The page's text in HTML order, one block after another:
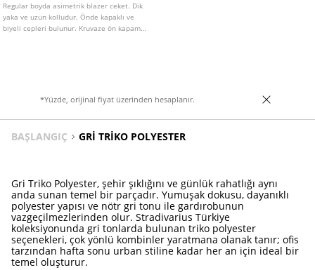
Regular boyda asimetrik blazer ceket. Dik
yaka ve uzun kolludur. Önde kapaklı ve
biyeli cepleri bulunur. Kruvaze ön kapama
*Yüzde, orijinal fiyat üzerinden hesaplanır.
BAŞLANGIÇ GRI TRIKO POLYESTER
Gri Triko Polyester, şehir şıklığını ve günlük rahatlığı aynı
anda sunan temel bir parçadır. Yumuşak dokusu, dayanıklı
polyester yapısı ve nötr gri tonu ile gardırobunun
vazgeçilmezlerinden olur. Stradivarius Türkiye
koleksiyonunda gri tonlarda bulunan triko polyester
seçenekleri, çok yönlü kombinler yaratmana olanak tanır; ofis
tarzından hafta sonu urban stiline kadar her an için ideal bir
temel oluşturur.